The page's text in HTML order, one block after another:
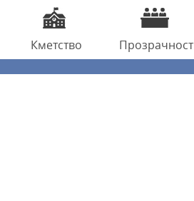
Кметство Прозрачност